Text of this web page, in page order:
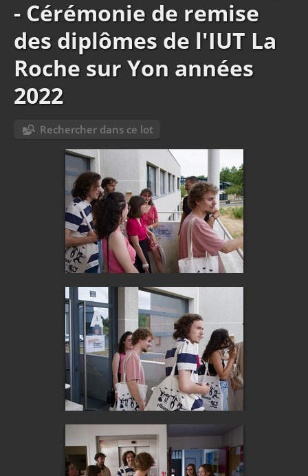
- Cérémonie de remise
des diplômes de l'IUT La
Roche sur Yon années
2022
Rechercher dans ce lot